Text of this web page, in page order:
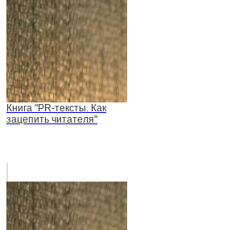
Книга "PR-тексты. Как
зацепить читателя"